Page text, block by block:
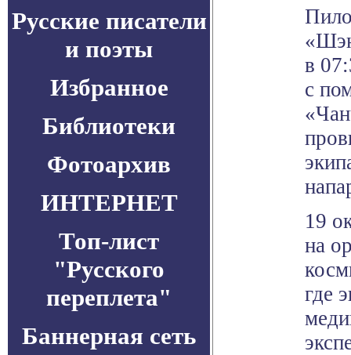
Русские писатели
и поэты
Избранное
Библиотеки
Фотоархив
ИНТЕРНЕТ
Топ-лист
"Русского
переплета"
Баннерная сеть
в
с
19
на
где